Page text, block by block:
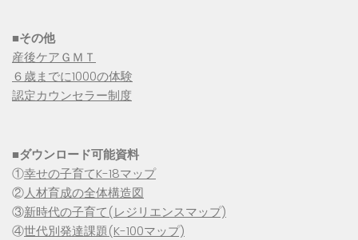
■その他
産後ケアＧＭＴ
６歳までに1000の体験
認定カウンセラー制度
■ダウンロード可能資料
①幸せの子育てK-18マップ
②人材育成の全体構造図
③新時代の子育て(レジリエンスマップ)
④世代別発達課題(K-100マップ)